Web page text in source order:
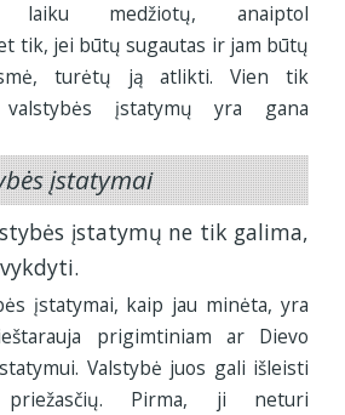
laiku medžiotų, anaiptol
tik, jei būtų sugautas ir jam būtų
turėtų ją atlikti. Vien tik
valstybės įstatymų yra gana
įstatymai
įstatymų ne tik galima,
įstatymai, kaip jau minėta, yra
prigimtiniam ar Dievo
Valstybė juos gali išleisti
Pirma, ji neturi